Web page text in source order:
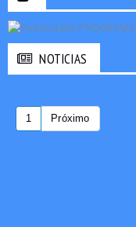
NOTICIAS
1 Próximo